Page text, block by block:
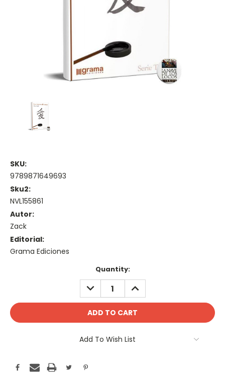
SKU:
9789871649693
Sku2:
NVL155861
Autor:
Zack
Editorial:
Grama Ediciones
Quantity:
DECREASE
QUANTITY:
INCREASE
QUANTITY:
Add To Wish List